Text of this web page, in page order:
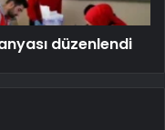
düzenlendi